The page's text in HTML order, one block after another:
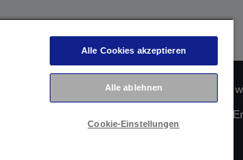
Datenschutzrichtlinie Vertrag
Epson
Alle Cookies akzeptieren
Alle ablehnen
Cookie-Einstellungen